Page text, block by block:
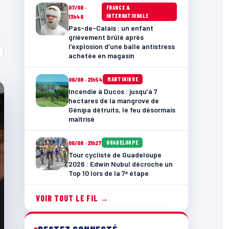
07/08 ·
13h46
FRANCE &
INTERNATIONALE
Pas-de-Calais : un enfant
grièvement brûlé après
l’explosion d’une balle antistress
achetée en magasin
06/08 · 21h54 MARTINIQUE
Incendie à Ducos : jusqu’à 7
hectares de la mangrove de
Génipa détruits, le feu désormais
maîtrisé
06/08 · 21h27 GUADELOUPE
Tour cycliste de Guadeloupe
2026 : Edwin Nubul décroche un
Top 10 lors de la 7ᵉ étape
VOIR TOUT LE FIL →